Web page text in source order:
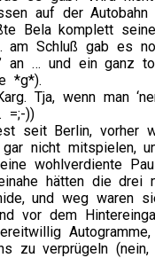
auf der Autobahn
Bela komplett
Schluß gab es
… und ein ganz
*g*).
Tja, wenn man
=;-))
seit Berlin, vorher
nicht mitspielen,
wohlverdiente
hätten die drei
und weg waren
vor dem
zu verprügeln